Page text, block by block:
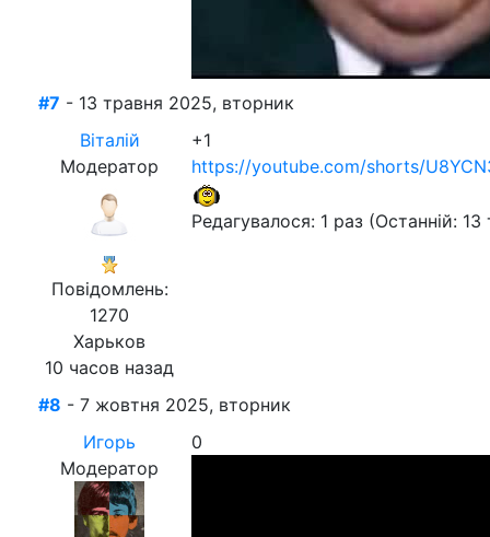
#7 - 13 травня 2025, вторник
Віталій
Модератор
Повідомлень:
1270
Харьков
10 часов назад
+1
https://youtube.com/shorts/
Редагувалося: 1 раз (Останній:
#8 - 7 жовтня 2025, вторник
Игорь
Модератор
0